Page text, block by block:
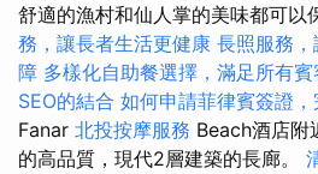
舒適的漁村和仙人掌的美味都可以
務，讓長者生活更健康 長照服務
障 多樣化自助餐選擇，滿足所有
SEO的結合 如何申請菲律賓簽證
Fanar 北投按摩服務 Beach酒店附
的高品質，現代2層建築的長廊。